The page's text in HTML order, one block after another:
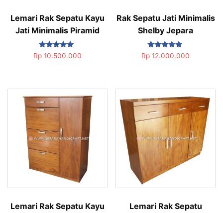
Lemari Rak Sepatu Kayu
Jati Minimalis Piramid
Dinilai
5.00
Rp10.500.000
Rak Sepatu Jati Minimalis
Shelby Jepara
Dinilai
5.00
Rp 12.000.000
Lemari Rak Sepatu Kayu
Lemari Rak Sepatu